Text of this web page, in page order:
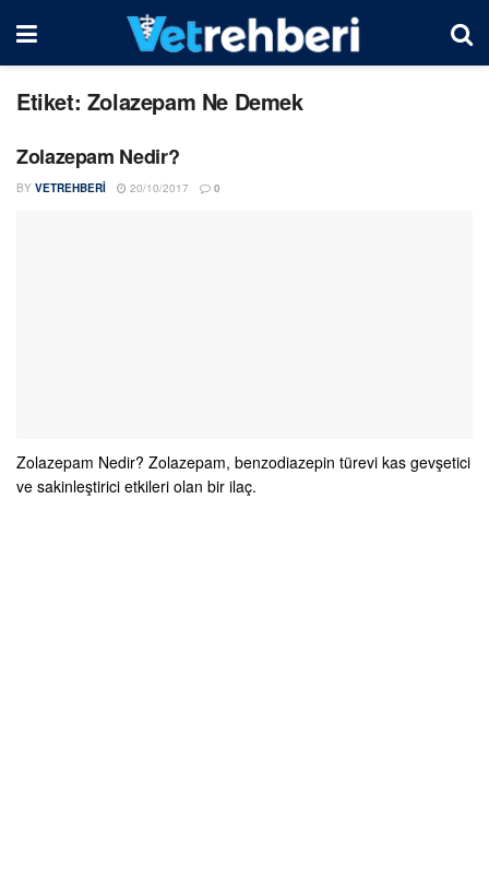
Etiket: Zolazepam Ne Demek
Zolazepam Nedir?
BY VETREHBERI 20/10/2017 0
Zolazepam Nedir? Zolazepam, benzodiazepin türevi kas gevşetici
ve sakinleştirici etkileri olan bir ilaç.